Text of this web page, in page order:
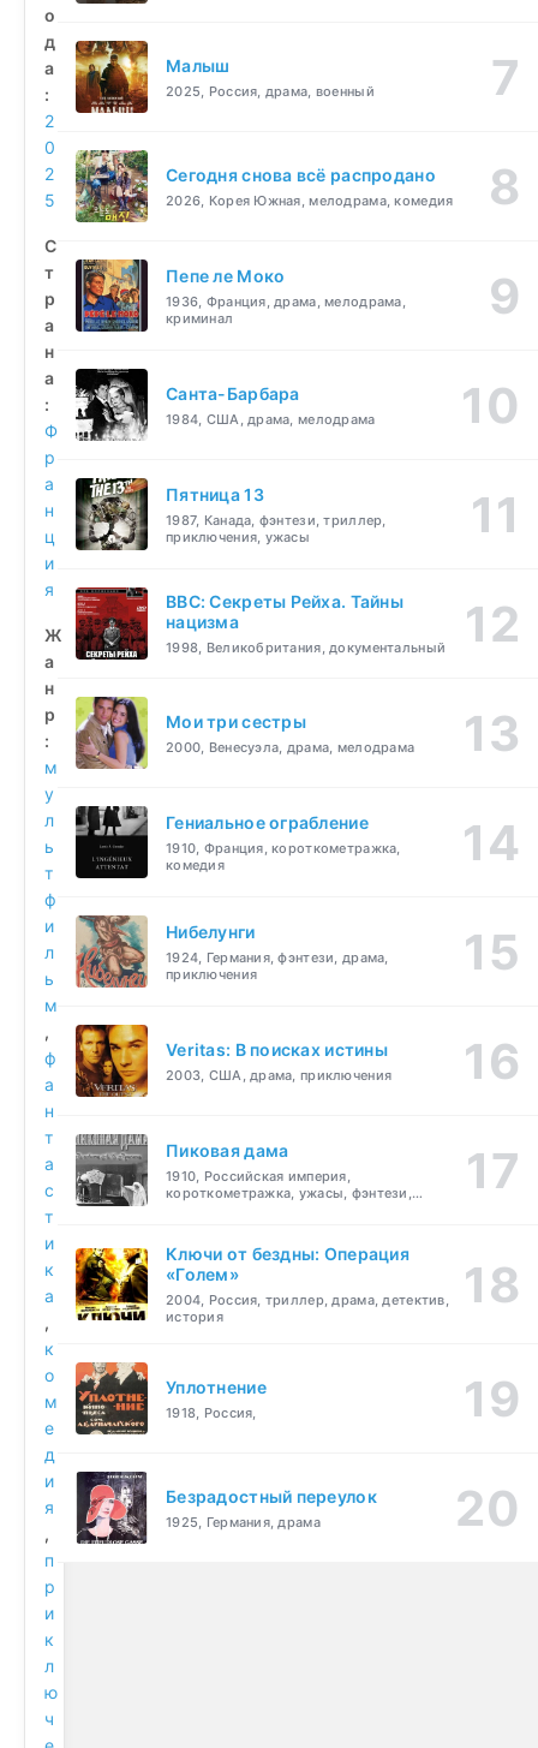
о
д
а
:
2
0
2
5
С
т
р
а
н
а
:
Ф
р
а
н
ц
и
я
Ж
а
н
р
:
м
у
л
ь
т
ф
и
л
ь
м
,
ф
а
н
т
а
с
т
и
к
а
,
к
о
м
е
д
и
я
,
п
р
и
к
л
ю
ч
Малыш
2025, Россия, драма, военный
Сегодня снова всё распродано
2026, Корея Южная, мелодрама, комедия
Пепе ле Моко
1936, Франция, драма, мелодрама,
криминал
Санта-Барбара
1984, США, драма, мелодрама
Пятница 13
1987, Канада, фэнтези, триллер,
приключения, ужасы
BBC: Секреты Рейха. Тайны
нацизма
1998, Великобритания, документальный
Мои три сестры
2000, Венесуэла, драма, мелодрама
Гениальное ограбление
1910, Франция, короткометражка,
комедия
Нибелунги
1924, Германия, фэнтези, драма,
приключения
Veritas: В поисках истины
2003, США, драма, приключения
Пиковая дама
1910, Российская империя,
короткометражка, ужасы, фэнтези,
Ключи от бездны: Операция
«Голем»
2004, Россия, триллер, драма, детектив,
история
Уплотнение
1918, Россия,
Безрадостный переулок
1925, Германия, драма